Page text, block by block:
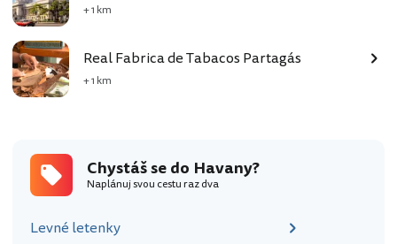
+ 1 km
Real Fabrica de Tabacos Partagás
+ 1 km
Chystáš se do Havany?
Naplánuj svou cestu raz dva
Levné letenky